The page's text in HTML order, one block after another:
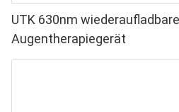
UTK 630nm
Augentherapiegerät